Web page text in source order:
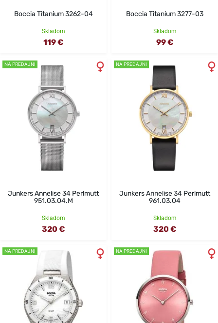
Boccia Titanium 3262-04
Skladom
119 €
Boccia Titanium 3277-03
Skladom
99 €
NA PREDAJNI
Junkers Annelise 34 Perlmutt
951.03.04.M
Skladom
320 €
NA PREDAJNI
Junkers Annelise 34 Perlmutt
961.03.04
Skladom
320 €
NA PREDAJNI NA PREDAJNI